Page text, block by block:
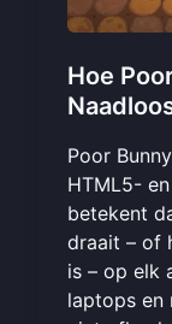
Hoe
Poor
HTML5-
betekent
draait – of
is – op elk
laptops en